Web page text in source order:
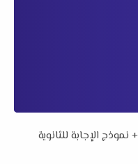
امتحان الرياضيات البحتة دور أول 2026 + نموذج الإجابة للثانوية